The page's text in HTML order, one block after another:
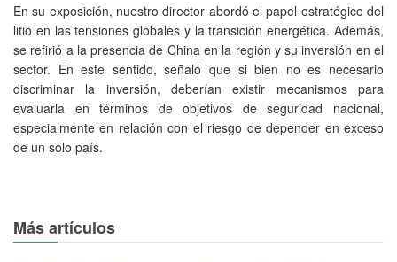
En su exposición, nuestro director abordó el papel estratégico del
litio en las tensiones globales y la transición energética. Además,
se refirió a la presencia de China en la región y su inversión en el
sector. En este sentido, señaló que si bien no es necesario
discriminar la inversión, deberían existir mecanismos para
evaluarla en términos de objetivos de seguridad nacional,
especialmente en relación con el riesgo de depender en exceso
de un solo país.
Más artículos